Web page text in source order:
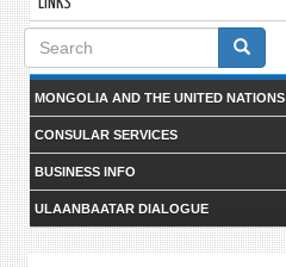
Search
form
MONGOLIA AND THE UNITED NATIONS
CONSULAR SERVICES
BUSINESS INFO
ULAANBAATAR DIALOGUE